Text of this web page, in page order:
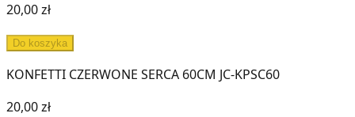
20,00 zł
Do koszyka
KONFETTI CZERWONE SERCA 60CM JC-KPSC60
20,00 zł